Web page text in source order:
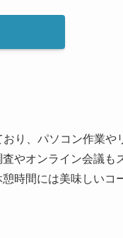
り、パソコン作業や
やオンライン会議も
時間には美味しいコ